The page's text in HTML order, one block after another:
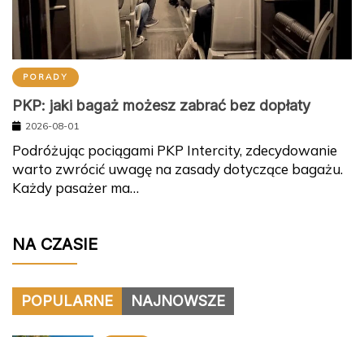
PORADY
PKP: jaki bagaż możesz zabrać bez dopłaty
2026-08-01
Podróżując pociągami PKP Intercity, zdecydowanie
warto zwrócić uwagę na zasady dotyczące bagażu.
Każdy pasażer ma…
NA CZASIE
POPULARNE NAJNOWSZE